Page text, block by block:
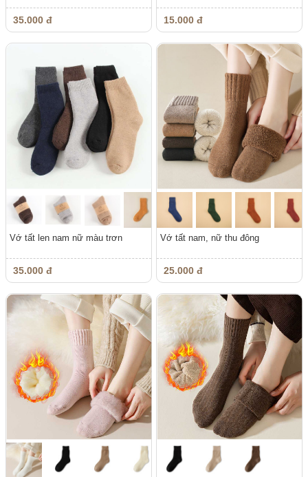
35.000 đ 15.000 đ
Vớ tất len nam nữ màu trơn
35.000 đ
Vớ tất nam, nữ thu đông
25.000 đ